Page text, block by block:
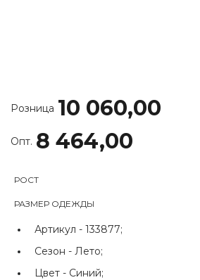
Розница 10 060,00
Опт. 8 464,00
РОСТ
РАЗМЕР ОДЕЖДЫ
Артикул - 133877;
Сезон - Лето;
Цвет - Синий;